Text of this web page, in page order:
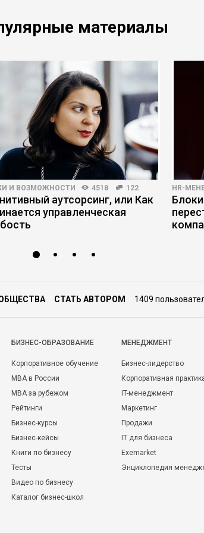
материалы
И ВОЗМОЖНОСТИ 4518 122
аутсорсинг, или Как
управленческая
HR-
СТАТЬ АВТОРОМ 1409
БИЗНЕС-ОБРАЗОВАНИЕ
Корпоративное обучение
MBA в России
MBA за рубежом
Рейтинги
Бизнес-курсы
Бизнес-кейсы
Книги по бизнесу
Тесты
Видео по бизнесу
Каталог бизнес-школ
МЕНЕДЖМЕНТ
Бизнес-лидерство
Корпоративная
IT-менеджмент
Маркетинг
Продажи
IT для бизнеса
Exemarket
Энциклопедия